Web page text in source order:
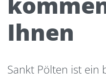
Ihnen
Sankt Pölten ist ein